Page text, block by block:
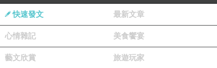
快速發文 最新文章
心情雜記 美食饗宴
藝文欣賞 旅遊玩家